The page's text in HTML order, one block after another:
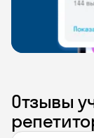
Отзывы